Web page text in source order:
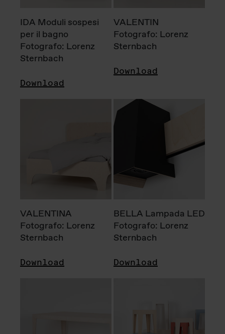
IDA Moduli sospesi
per il bagno
Fotografo: Lorenz
Sternbach
Download
VALENTIN
Fotografo: Lorenz
Sternbach
Download
VALENTINA
Fotografo: Lorenz
Sternbach
Download
BELLA Lampada LED
Fotografo: Lorenz
Sternbach
Download